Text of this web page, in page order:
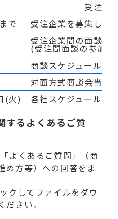
受注企
で
受注企業を募集しま
受注企業間の面談の
(受注間面談の参加
商談スケジュールを
対面方式商談会当日
(火)
各社スケジュールに
るよくあるご質
よくあるご質問」（商
め方等）への回答をま
クしてファイルをダウ
さい。